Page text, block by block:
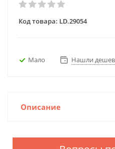
Код товара: LD.29054
Мало Нашли
Описание